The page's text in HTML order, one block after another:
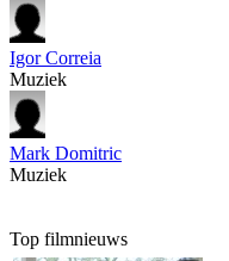
Igor Correia
Muziek
Mark Domitric
Muziek
Top filmnieuws